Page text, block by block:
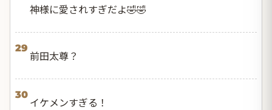
神様に愛されすぎだよ🤣🤣
29
前田太尊？
30
イケメンすぎる！